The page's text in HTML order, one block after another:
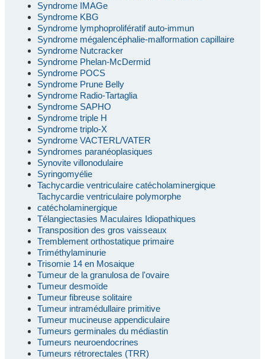
Syndrome IMAGe
Syndrome KBG
Syndrome lymphoprolifératif auto-immun
Syndrome mégalencéphalie-malformation capillaire
Syndrome Nutcracker
Syndrome Phelan-McDermid
Syndrome POCS
Syndrome Prune Belly
Syndrome Radio-Tartaglia
Syndrome SAPHO
Syndrome triple H
Syndrome triplo-X
Syndrome VACTERL/VATER
Syndromes paranéoplasiques
Synovite villonodulaire
Syringomyélie
Tachycardie ventriculaire catécholaminergique
Tachycardie ventriculaire polymorphe
catécholaminergique
Télangiectasies Maculaires Idiopathiques
Transposition des gros vaisseaux
Tremblement orthostatique primaire
Triméthylaminurie
Trisomie 14 en Mosaique
Tumeur de la granulosa de l'ovaire
Tumeur desmoïde
Tumeur fibreuse solitaire
Tumeur intramédullaire primitive
Tumeur mucineuse appendiculaire
Tumeurs germinales du médiastin
Tumeurs neuroendocrines
Tumeurs rétrorectales (TRR)